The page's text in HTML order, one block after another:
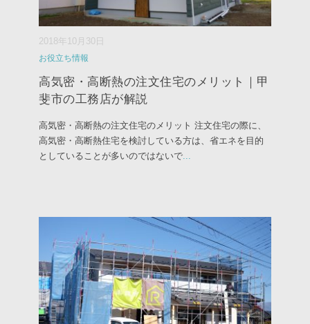
2018年10月30日
お役立ち情報
高気密・高断熱の注文住宅のメリット｜甲
斐市の工務店が解説
高気密・高断熱の注文住宅のメリット 注文住宅の際に、
高気密・高断熱住宅を検討している方は、省エネを目的
としていることが多いのではないで...